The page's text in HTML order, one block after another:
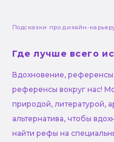
Подсказки про дизайн-
Где лучше всего
Вдохновение,
референсы вокруг нас!
природой, литературой,
альтернатива, чтобы
найти рефы на